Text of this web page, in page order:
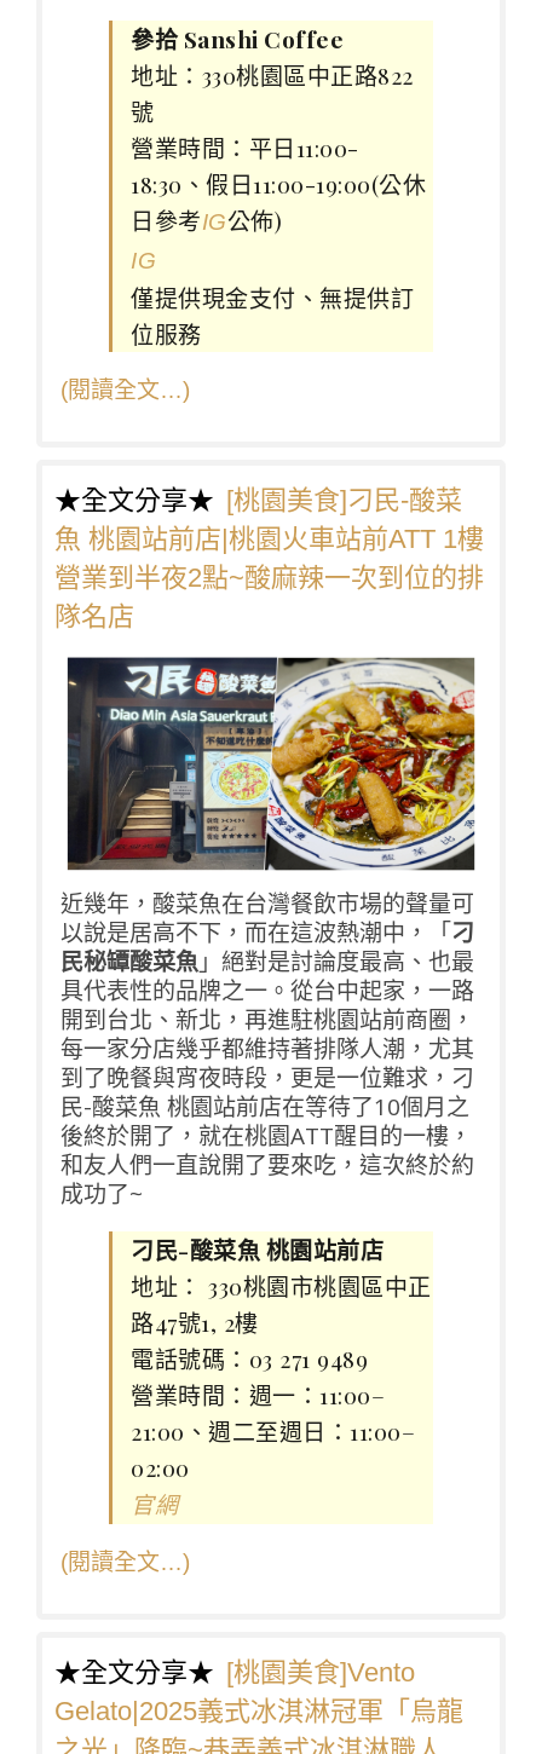
參拾 Sanshi Coffee
地址：330桃園區中正路822
號
營業時間：平日11:00-
18:30、假日11:00-19:00(公休
日參考IG公佈)
IG
僅提供現金支付、無提供訂
位服務
(閱讀全文…)
★全文分享★ [桃園美食]刁民-酸菜
魚 桃園站前店|桃園火車站前ATT 1樓
營業到半夜2點~酸麻辣一次到位的排
隊名店
近幾年，酸菜魚在台灣餐飲市場的聲量可
以說是居高不下，而在這波熱潮中，「刁
民秘罈酸菜魚」絕對是討論度最高、也最
具代表性的品牌之一。從台中起家，一路
開到台北、新北，再進駐桃園站前商圈，
每一家分店幾乎都維持著排隊人潮，尤其
到了晚餐與宵夜時段，更是一位難求，刁
民-酸菜魚 桃園站前店在等待了10個月之
後終於開了，就在桃園ATT醒目的一樓，
和友人們一直說開了要來吃，這次終於約
成功了~
刁民-酸菜魚 桃園站前店
地址： 330桃園市桃園區中正
路47號1, 2樓
電話號碼：03 271 9489
營業時間：週一：11:00–
21:00、週二至週日：11:00–
02:00
官網
(閱讀全文…)
★全文分享★ [桃園美食]Vento
Gelato|2025義式冰淇淋冠軍「烏龍